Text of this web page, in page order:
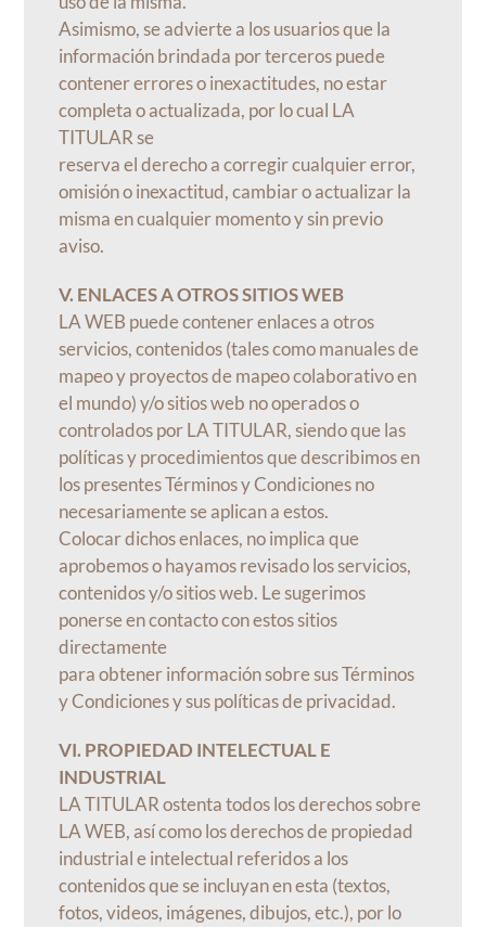
Asimismo, se advierte a los usuarios que la
información brindada por terceros puede
contener errores o inexactitudes, no estar
completa o actualizada, por lo cual LA
TITULAR se
reserva el derecho a corregir cualquier error,
omisión o inexactitud, cambiar o actualizar la
misma en cualquier momento y sin previo
aviso.
V. ENLACES A OTROS SITIOS WEB
LA WEB puede contener enlaces a otros
servicios, contenidos (tales como manuales de
mapeo y proyectos de mapeo colaborativo en
el mundo) y/o sitios web no operados o
controlados por LA TITULAR, siendo que las
políticas y procedimientos que describimos en
los presentes Términos y Condiciones no
necesariamente se aplican a estos.
Colocar dichos enlaces, no implica que
aprobemos o hayamos revisado los servicios,
contenidos y/o sitios web. Le sugerimos
ponerse en contacto con estos sitios
directamente
para obtener información sobre sus Términos
y Condiciones y sus políticas de privacidad.
VI. PROPIEDAD INTELECTUAL E
INDUSTRIAL
LA TITULAR ostenta todos los derechos sobre
LA WEB, así como los derechos de propiedad
industrial e intelectual referidos a los
contenidos que se incluyan en esta (textos,
fotos, videos, imágenes, dibujos, etc.), por lo